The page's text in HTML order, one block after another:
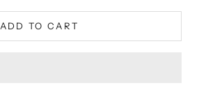
ADD TO CART